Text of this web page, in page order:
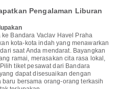
Pengalaman Liburan
Bandara Vaclav Havel Praha
kota-kota indah yang menawarkan
saat Anda mendarat. Bayangkan
ramai, merasakan cita rasa lokal,
tiket pesawat dari Bandara
dapat disesuaikan dengan
bersama orang-orang terkasih